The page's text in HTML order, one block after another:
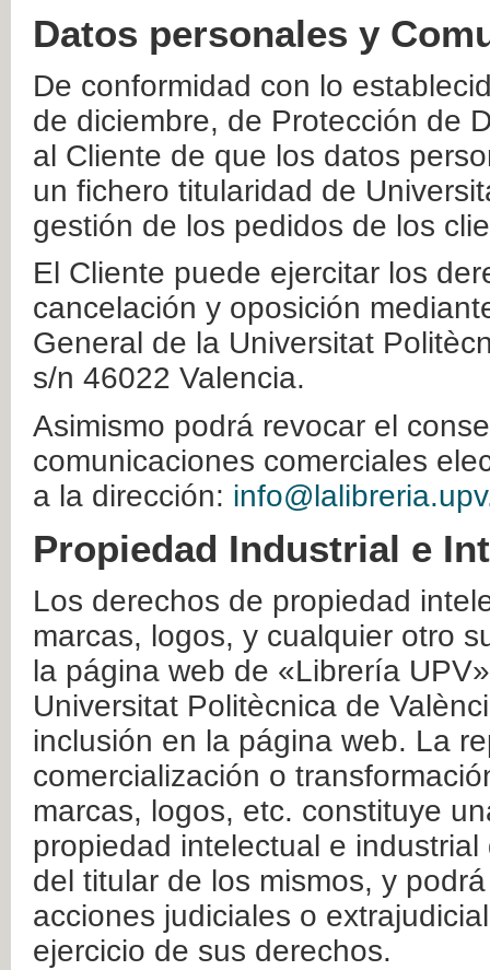
Datos personales y
De conformidad con lo
de diciembre, de Protección de
al Cliente de que los datos
un fichero titularidad de
gestión de los pedidos de los
El Cliente puede ejercitar los
cancelación y oposición
General de la Universitat
s/n 46022 Valencia.
Asimismo podrá revocar el
comunicaciones comerciales
a la dirección:
Propiedad Industrial e
Los derechos de propiedad
marcas, logos, y cualquier otro
la página web de «Librería
Universitat Politècnica de
inclusión en la página web. La
comercialización o
marcas, logos, etc. constituye
propiedad intelectual e
del titular de los mismos, y
acciones judiciales o
ejercicio de sus derechos.